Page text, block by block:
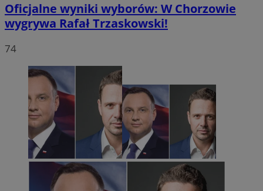
Oficjalne wyniki wyborów: W Chorzowie
wygrywa Rafał Trzaskowski!
74